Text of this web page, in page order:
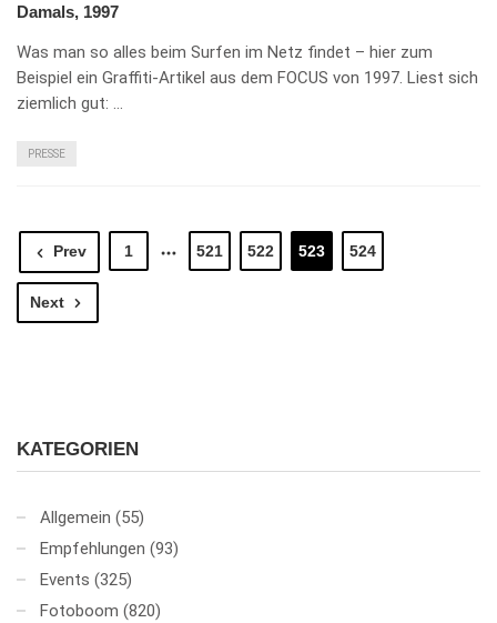
Damals, 1997
Was man so alles beim Surfen im Netz findet – hier zum
Beispiel ein Graffiti-Artikel aus dem FOCUS von 1997. Liest sich
ziemlich gut: …
PRESSE
Prev 1 521 522 523 524
Next
KATEGORIEN
Allgemein (55)
Empfehlungen (93)
Events (325)
Fotoboom (820)